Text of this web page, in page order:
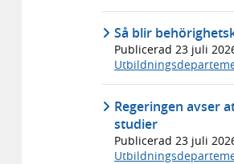
Så blir
Publicerad 23 juli
Regeringen avser
studier
Publicerad 23 juli